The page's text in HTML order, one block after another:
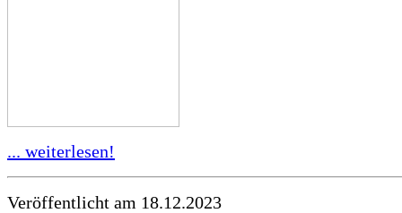
... weiterlesen!
Veröffentlicht am 18.12.2023